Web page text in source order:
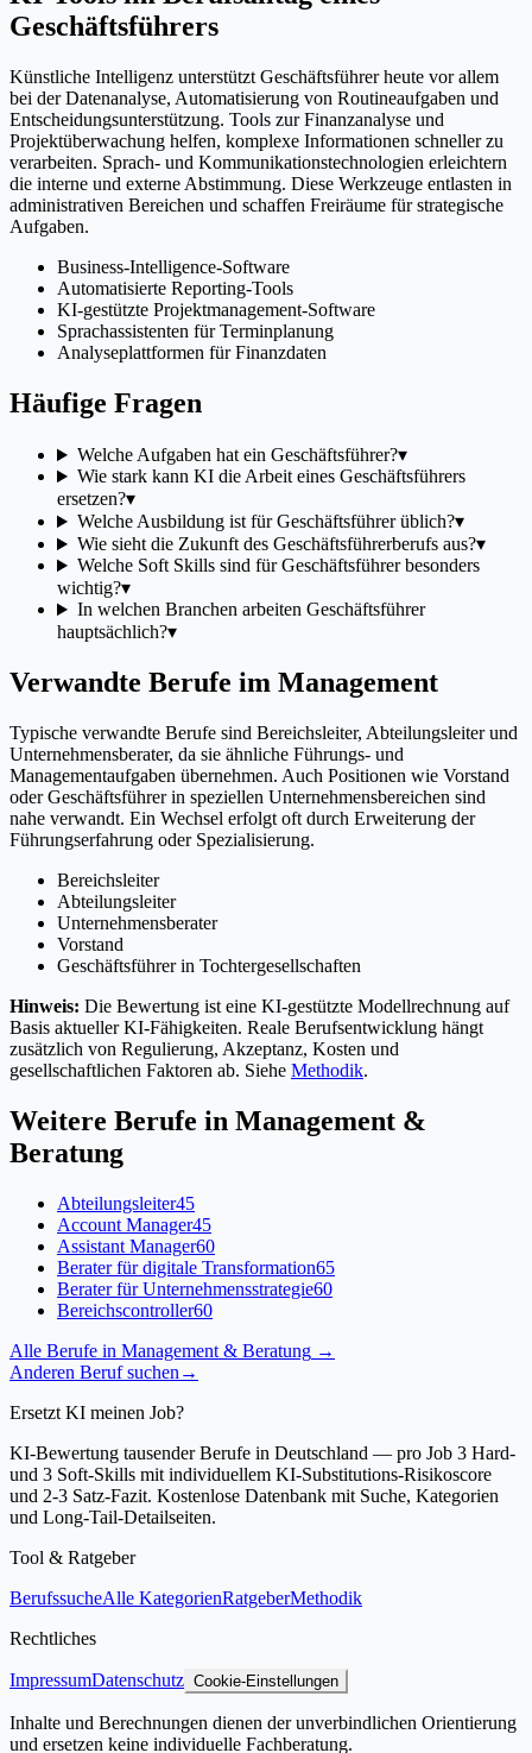
Geschäftsführers
Künstliche Intelligenz unterstützt Geschäftsführer heute vor allem
bei der Datenanalyse, Automatisierung von Routineaufgaben und
Entscheidungsunterstützung. Tools zur Finanzanalyse und
Projektüberwachung helfen, komplexe Informationen schneller zu
verarbeiten. Sprach- und Kommunikationstechnologien erleichtern
die interne und externe Abstimmung. Diese Werkzeuge entlasten in
administrativen Bereichen und schaffen Freiräume für strategische
Aufgaben.
Business-Intelligence-Software
Automatisierte Reporting-Tools
KI-gestützte Projektmanagement-Software
Sprachassistenten für Terminplanung
Analyseplattformen für Finanzdaten
Häufige Fragen
Welche Aufgaben hat ein Geschäftsführer?▾
Wie stark kann KI die Arbeit eines Geschäftsführers
ersetzen?▾
Welche Ausbildung ist für Geschäftsführer üblich?▾
Wie sieht die Zukunft des Geschäftsführerberufs aus?▾
Welche Soft Skills sind für Geschäftsführer besonders
wichtig?▾
In welchen Branchen arbeiten Geschäftsführer
hauptsächlich?▾
Verwandte Berufe im Management
Typische verwandte Berufe sind Bereichsleiter, Abteilungsleiter und
Unternehmensberater, da sie ähnliche Führungs- und
Managementaufgaben übernehmen. Auch Positionen wie Vorstand
oder Geschäftsführer in speziellen Unternehmensbereichen sind
nahe verwandt. Ein Wechsel erfolgt oft durch Erweiterung der
Führungserfahrung oder Spezialisierung.
Bereichsleiter
Abteilungsleiter
Unternehmensberater
Vorstand
Geschäftsführer in Tochtergesellschaften
Hinweis: Die Bewertung ist eine KI-gestützte Modellrechnung auf
Basis aktueller KI-Fähigkeiten. Reale Berufsentwicklung hängt
zusätzlich von Regulierung, Akzeptanz, Kosten und
gesellschaftlichen Faktoren ab. Siehe Methodik.
Weitere Berufe in Management &
Beratung
Abteilungsleiter45
Account Manager45
Assistant Manager60
Berater für digitale Transformation65
Berater für Unternehmensstrategie60
Bereichscontroller60
Alle Berufe in Management & Beratung →
Anderen Beruf suchen →
Ersetzt KI meinen Job?
KI-Bewertung tausender Berufe in Deutschland — pro Job 3 Hard-
und 3 Soft-Skills mit individuellem KI-Substitutions-Risikoscore
und 2-3 Satz-Fazit. Kostenlose Datenbank mit Suche, Kategorien
und Long-Tail-Detailseiten.
Tool & Ratgeber
BerufssucheAlle KategorienRatgeberMethodik
Rechtliches
ImpressumDatenschutz Cookie-Einstellungen
Inhalte und Berechnungen dienen der unverbindlichen Orientierung
und ersetzen keine individuelle Fachberatung.